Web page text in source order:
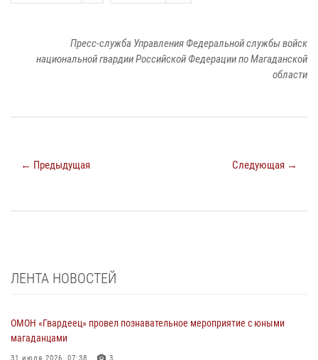
Пресс-служба Управления Федеральной службы войск
национальной гвардии Российской Федерации по Магаданской
области
← Предыдущая Следующая →
ЛЕНТА НОВОСТЕЙ
ОМОН «Гвардеец» провел познавательное мероприятие с юными
магаданцами
31 июля 2026, 07:38 3